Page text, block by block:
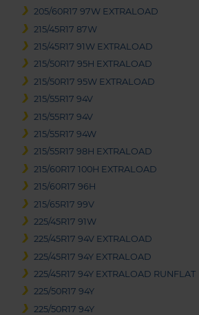
205/60R17 97W EXTRALOAD
215/45R17 87W
215/45R17 91W EXTRALOAD
215/50R17 95H EXTRALOAD
215/50R17 95W EXTRALOAD
215/55R17 94V
215/55R17 94V
215/55R17 94W
215/55R17 98H EXTRALOAD
215/60R17 100H EXTRALOAD
215/60R17 96H
215/65R17 99V
225/45R17 91W
225/45R17 94V EXTRALOAD
225/45R17 94Y EXTRALOAD
225/45R17 94Y EXTRALOAD RUNFLAT
225/50R17 94Y
225/50R17 94Y